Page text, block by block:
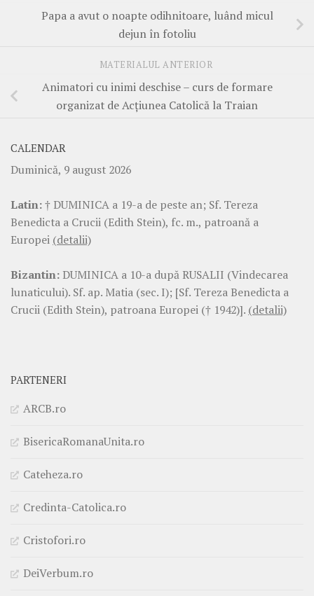
Papa a avut o noapte odihnitoare, luând micul
dejun în fotoliu
MATERIALUL ANTERIOR
Animatori cu inimi deschise – curs de formare
organizat de Acțiunea Catolică la Traian
CALENDAR
Duminică, 9 august 2026
Latin:† DUMINICA a 19-a de peste an; Sf. Tereza
Benedicta a Crucii (Edith Stein), fc. m., patroană a
Europei (detalii)
Bizantin: DUMINICA a 10-a după RUSALII (Vindecarea
lunaticului). Sf. ap. Matia (sec. I); [Sf. Tereza Benedicta a
Crucii (Edith Stein), patroana Europei († 1942)]. (detalii)
PARTENERI
ARCB.ro
BisericaRomanaUnita.ro
Cateheza.ro
Credinta-Catolica.ro
Cristofori.ro
DeiVerbum.ro